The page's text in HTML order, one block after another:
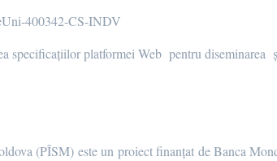
400342-CS-INDV
specificațiilor platformei Web pentru diseminarea
(PÎSM) este un proiect finanțat de Banca